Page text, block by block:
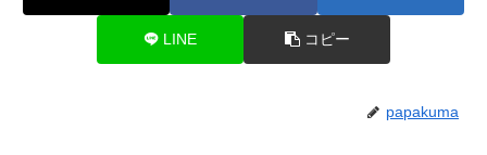
LINE コピー
papakuma